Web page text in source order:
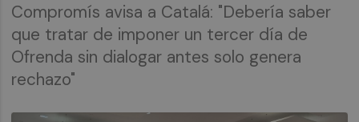
Compromís avisa a Catalá: "Debería saber
que tratar de imponer un tercer día de
Ofrenda sin dialogar antes solo genera
rechazo"